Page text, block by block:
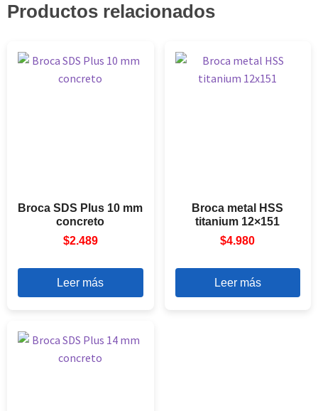
Productos relacionados
Broca SDS Plus 10 mm
concreto
$2.489
Leer más
Broca metal HSS
titanium 12×151
$4.980
Leer más